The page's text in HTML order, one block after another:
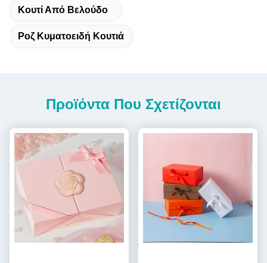
Κουτί Από Βελούδο
Ροζ Κυματοειδή Κουτιά
Προϊόντα Που Σχετίζονται